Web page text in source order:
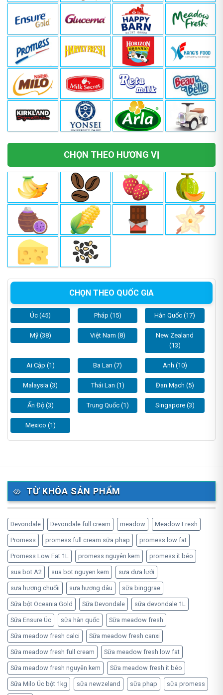
CHỌN THEO HƯƠNG VỊ
CHỌN THEO QUỐC GIA
Úc (45) Pháp (15) Hàn Quốc (17)
Mỹ (38) Việt Nam (8)
New Zealand
(13)
Ai Cập (1) Ba Lan (7) Anh (10)
Malaysia (3) Thái Lan (1) Đan Mạch (5)
Ấn Độ (3) Trung Quốc (1) Singapore (3)
Mexico (1)
TỪ KHÓA SẢN PHẨM
Devondale Devondale full cream meadow Meadow Fresh
Promess promess full cream sữa phap promess low fat
Promess Low Fat 1L promess nguyên kem promess ít béo
sua bot A2 sua bot nguyen kem sưa dưa lưới
sưa hương chuốii sưa hương dâu sữa binggrae
Sữa bột Oceania Gold Sữa Devondale sữa devondale 1L
Sữa Ensure Úc sữa hàn quốc Sữa meadow fresh
Sữa meadow fresh calci Sữa meadow fresh canxi
Sữa meadow fresh full cream Sữa meadow fresh low fat
Sữa meadow fresh nguyên kem Sữa meadow fresh ít béo
Sữa Milo Úc bột 1kg sữa newzeland sữa phap sữa promess